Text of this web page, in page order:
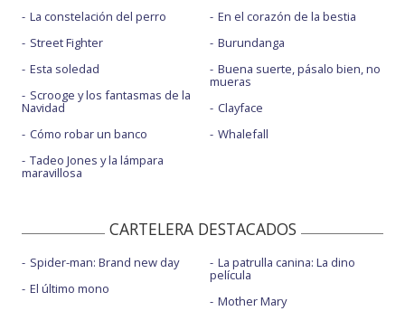
La constelación del perro
Street Fighter
Esta soledad
Scrooge y los fantasmas de la
Navidad
Cómo robar un banco
Tadeo Jones y la lámpara
maravillosa
En el corazón de la bestia
Burundanga
Buena suerte, pásalo bien, no
mueras
Clayface
Whalefall
CARTELERA DESTACADOS
Spider-man: Brand new day
El último mono
La patrulla canina: La dino
película
Mother Mary